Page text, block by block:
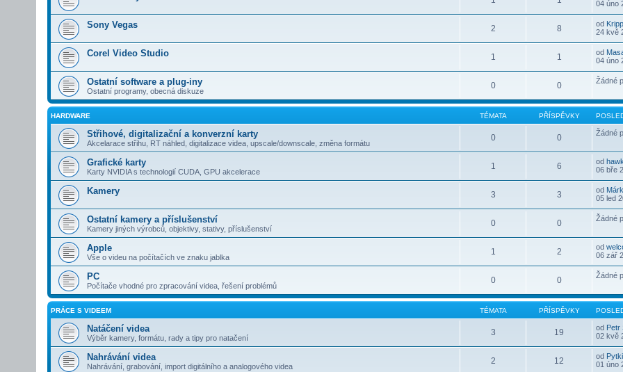
04 úno
Sony Vegas 2 8 od Kripp
24 kvě
Corel Video Studio 1 1 od
04 úno
Ostatní software a plug-iny
Ostatní programy, obecná diskuze
0 0 Žádné
HARDWARE TÉMATA PŘÍSPĚVKY
Střihové, digitalizační a konverzní karty
Akcelarace střihu, RT náhled, digitalizace videa, upscale/downscale, změna formátu
0 0 Žádné
Grafické karty
Karty NVIDIA s technologií CUDA, GPU akcelerace
1 6 od
06 bře
Kamery 3 3 od
05 led
Ostatní kamery a příslušenství
Kamery jiných výrobců, objektivy, stativy, příslušenství
0 0 Žádné
Apple
Vše o videu na počítačích ve znaku jablka
1 2 od
06 zář
PC
Počítače vhodné pro zpracování videa, řešení problémů
0 0 Žádné
PRÁCE S VIDEEM TÉMATA PŘÍSPĚVKY
Natáčení videa
Výběr kamery, formátu, rady a tipy pro natačení
3 19 od Petr
02 kvě
Nahrávání videa
Nahrávání, grabování, import digitálního a analogového videa
2 12 od
01 úno